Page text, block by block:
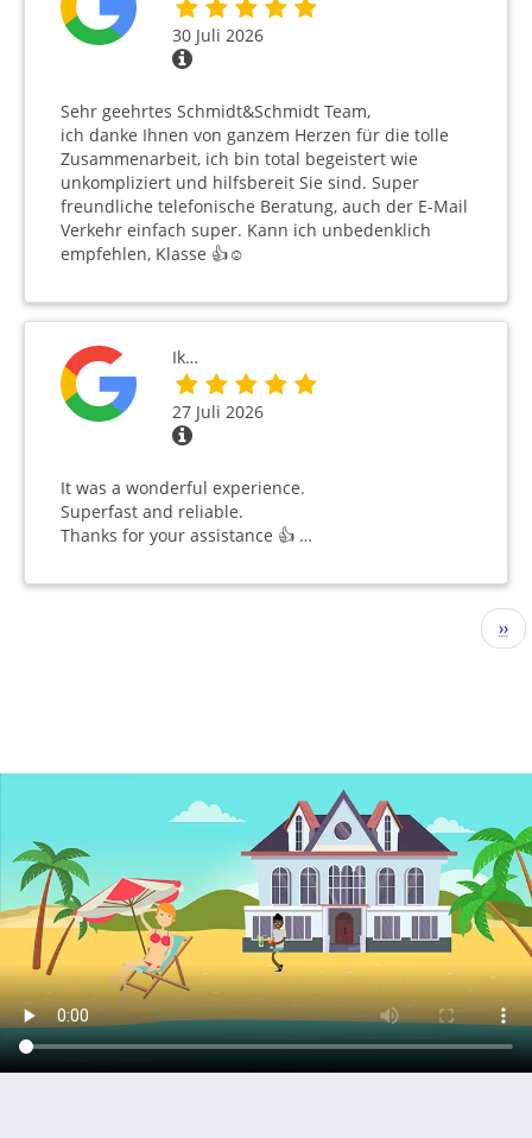
30 Juli 2026
Sehr geehrtes Schmidt&Schmidt Team,
ich danke Ihnen von ganzem Herzen für die tolle
Zusammenarbeit, ich bin total begeistert wie
unkompliziert und hilfsbereit Sie sind. Super
freundliche telefonische Beratung, auch der E-Mail
Verkehr einfach super. Kann ich unbedenklich
empfehlen, Klasse 👍☺️
Ik…
27 Juli 2026
It was a wonderful experience.
Superfast and reliable.
Thanks for your assistance 👍 …
››